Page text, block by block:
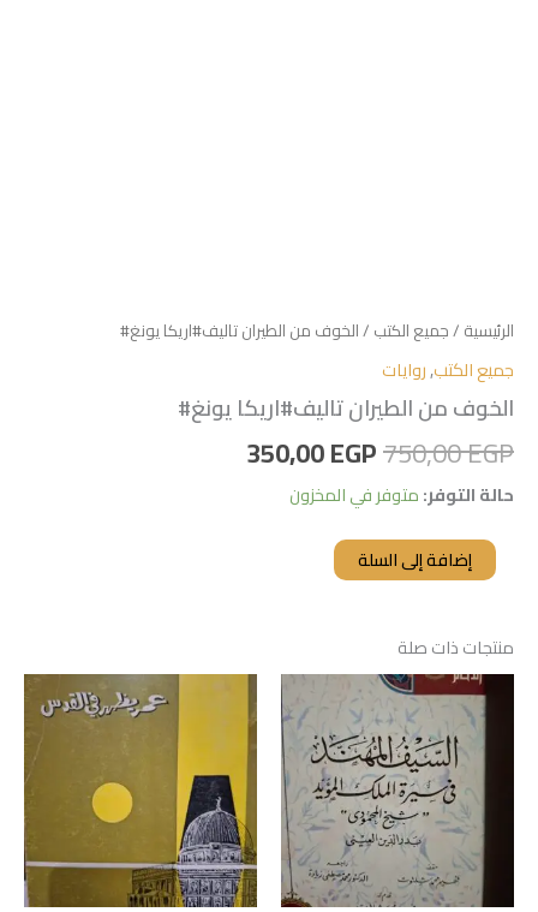
الرئيسية /جميع الكتب / الخوف من الطيران تاليف#اريكا يونغ#
جميع الكتب,روايات
الخوف من الطيران تاليف#اريكا يونغ#
750,00EGP
350,00EGP
حالة التوفر:متوفر في المخزون
إضافة إلى السلة
منتجات ذات صلة